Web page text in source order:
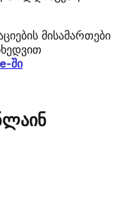
მისამართები
ში